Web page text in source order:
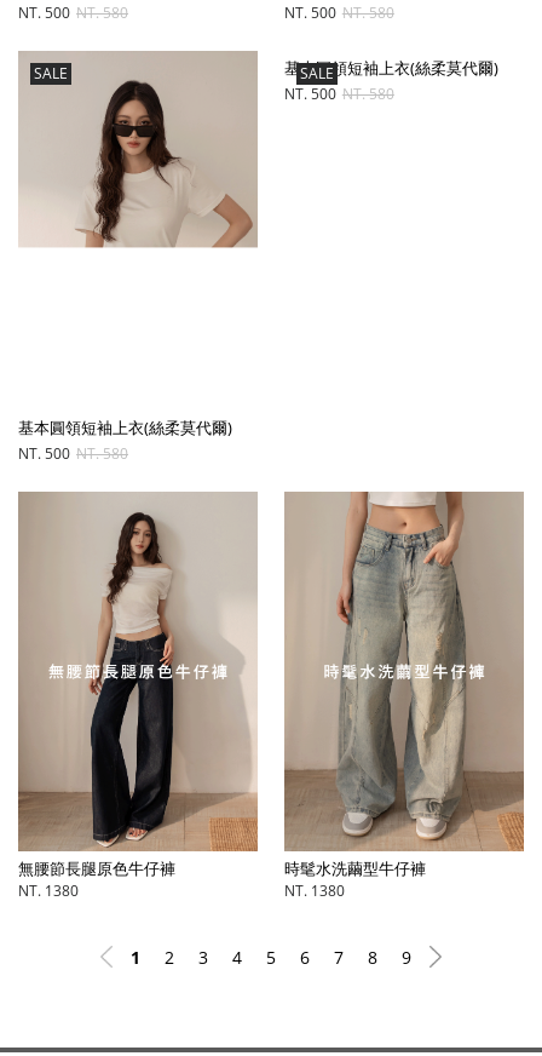
NT. 500 NT. 580 NT. 500 NT. 580
SALE
基本圓領短袖上衣(絲柔莫代爾)
NT. 500 NT. 580
SALE
基本圓領短袖上衣(絲柔莫代爾)
NT. 500 NT. 580
無腰節長腿原色牛仔褲
NT. 1380
時髦水洗繭型牛仔褲
NT. 1380
1 2 3 4 5 6 7 8 9